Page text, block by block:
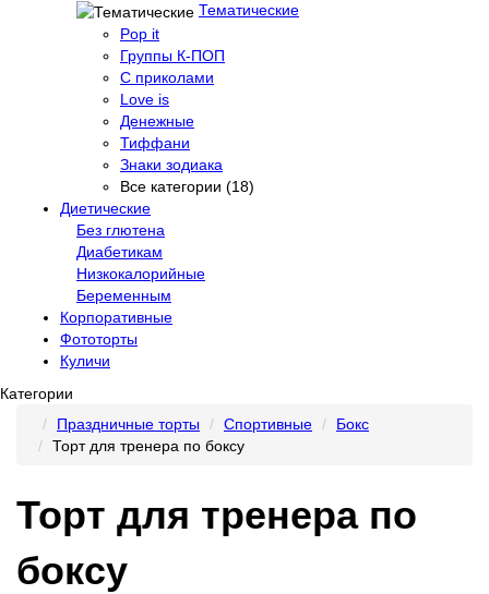
Тематические
Pop it
Группы К-ПОП
С приколами
Love is
Денежные
Тиффани
Знаки зодиака
Все категории (18)
Диетические
Без глютена
Диабетикам
Низкокалорийные
Беременным
Корпоративные
Фототорты
Куличи
Категории
Праздничные торты
Спортивные
Бокс
Торт для тренера по боксу
Торт для тренера по
боксу